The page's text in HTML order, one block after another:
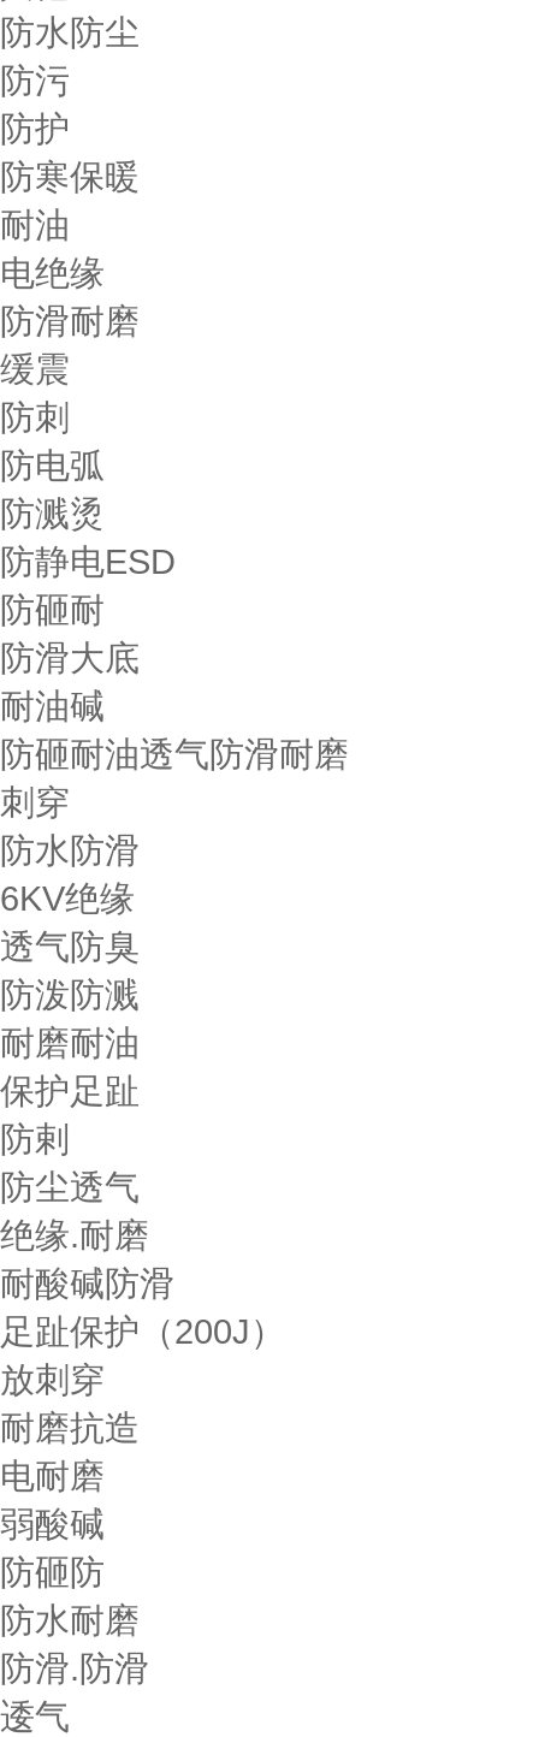
防水防尘
防污
防护
防寒保暖
耐油
电绝缘
防滑耐磨
缓震
防刺
防电弧
防溅烫
防静电ESD
防砸耐
防滑大底
耐油碱
防砸耐油透气防滑耐磨
刺穿
防水防滑
6KV绝缘
透气防臭
防泼防溅
耐磨耐油
保护足趾
防剌
防尘透气
绝缘.耐磨
耐酸碱防滑
足趾保护（200J）
放刺穿
耐磨抗造
电耐磨
弱酸碱
防砸防
防水耐磨
防滑.防滑
逶气